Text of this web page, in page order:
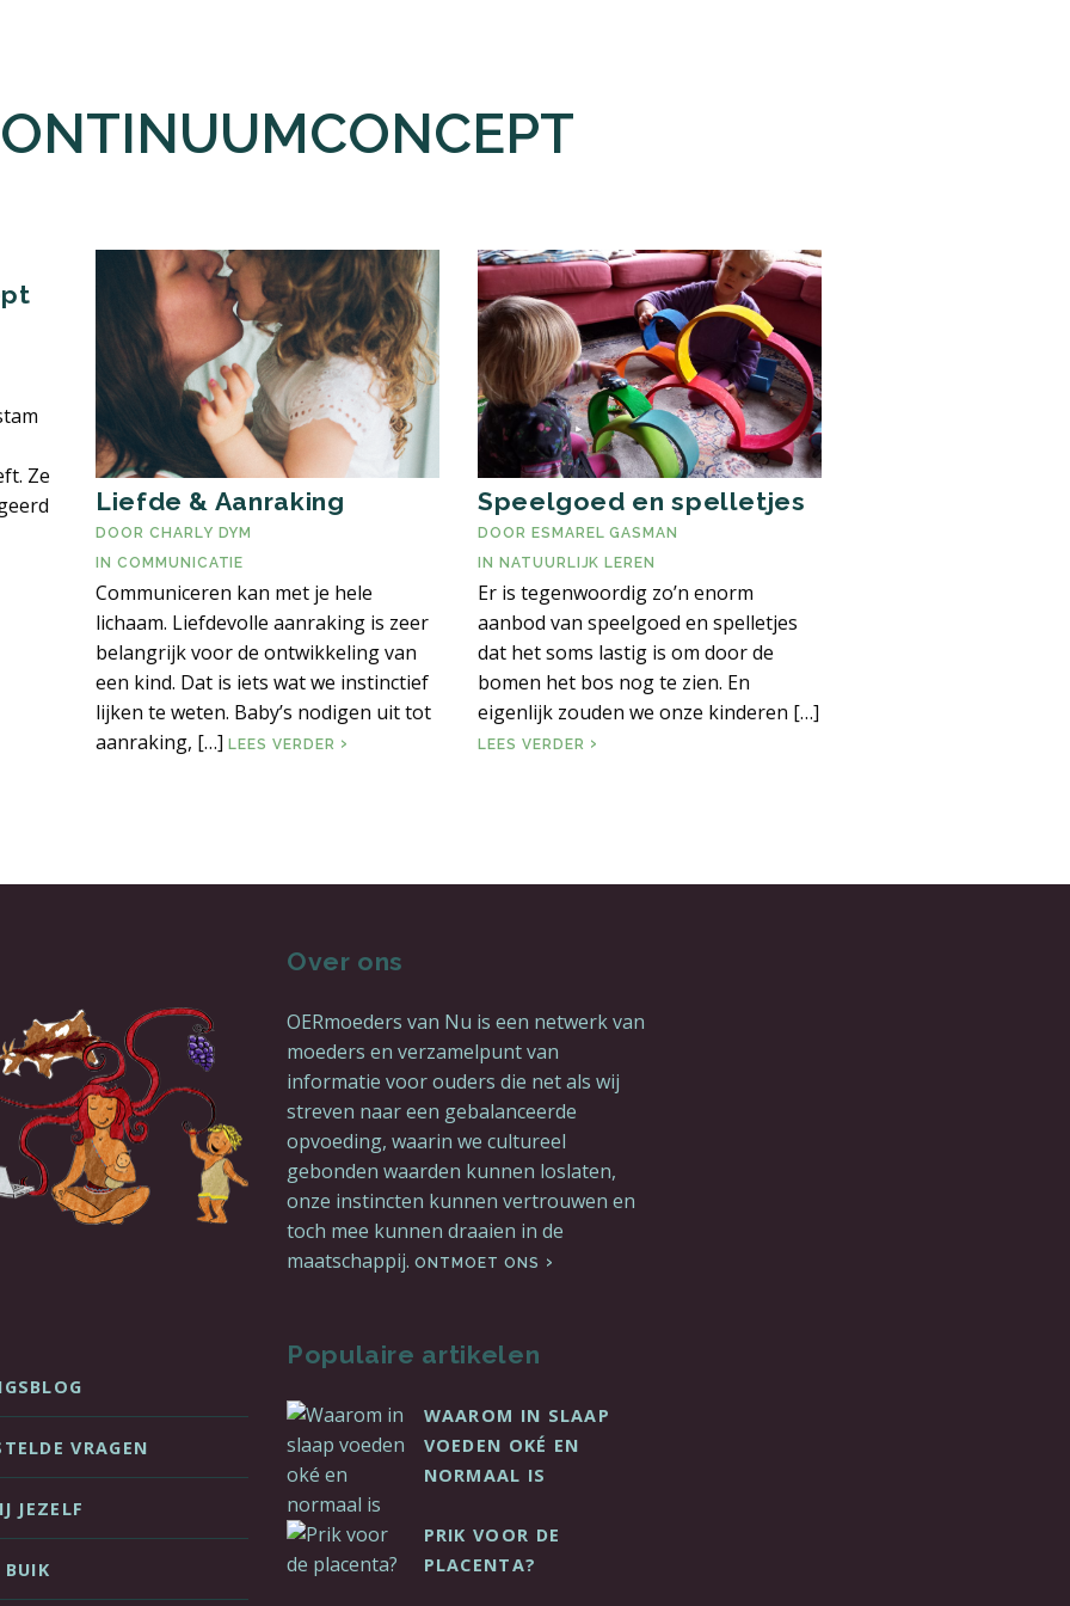
Ze
Liefde & Aanraking
DOOR CHARLY DYM
IN COMMUNICATIE
Communiceren kan met je hele
lichaam. Liefdevolle aanraking is zeer
belangrijk voor de ontwikkeling van
een kind. Dat is iets wat we instinctief
lijken te weten. Baby’s nodigen uit tot
aanraking, […] LEES VERDER LIEFDE & AANRAKING
Speelgoed en spelletjes
DOOR ESMAREL GASMAN
IN
NATUURLIJK LEREN
Er is tegenwoordig zo’n enorm
aanbod van speelgoed en spelletjes
dat het soms lastig is om door de
bomen het bos nog te zien. En
eigenlijk zouden we onze kinderen […]
LEES VERDER SPEELGOED EN SPELLETJES
VRAGEN
JEZELF
Over ons
OERmoeders van Nu is een netwerk van
moeders en verzamelpunt van
informatie voor ouders die net als wij
streven naar een gebalanceerde
opvoeding, waarin we cultureel
gebonden waarden kunnen loslaten,
onze instincten kunnen vertrouwen en
toch mee kunnen draaien in de
maatschappij. ONTMOET ONS
Populaire artikelen
WAAROM IN SLAAP
VOEDEN OKÉ EN
NORMAAL IS
PRIK VOOR DE
PLACENTA?